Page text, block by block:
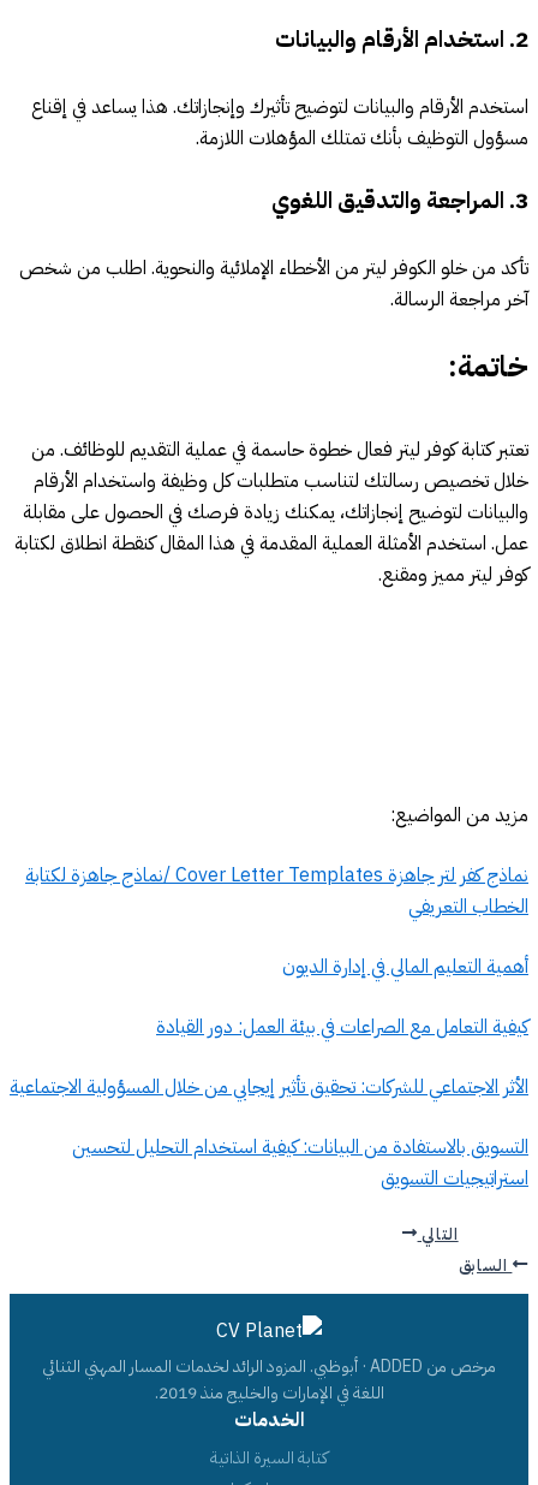
2. استخدام الأرقام والبيانات
استخدم الأرقام والبيانات لتوضيح تأثيرك وإنجازاتك. هذا يساعد في إقناع
مسؤول التوظيف بأنك تمتلك المؤهلات اللازمة.
3. المراجعة والتدقيق اللغوي
تأكد من خلو الكوفر ليتر من الأخطاء الإملائية والنحوية. اطلب من شخص
آخر مراجعة الرسالة.
خاتمة:
تعتبر كتابة كوفر ليتر فعال خطوة حاسمة في عملية التقديم للوظائف. من
خلال تخصيص رسالتك لتناسب متطلبات كل وظيفة واستخدام الأرقام
والبيانات لتوضيح إنجازاتك، يمكنك زيادة فرصك في الحصول على مقابلة
عمل. استخدم الأمثلة العملية المقدمة في هذا المقال كنقطة انطلاق لكتابة
كوفر ليتر مميز ومقنع.
مزيد من المواضيع:
نماذج كفر لتر جاهزة Cover Letter Templates /نماذج جاهزة لكتابة
الخطاب التعريفي
أهمية التعليم المالي في إدارة الديون
كيفية التعامل مع الصراعات في بيئة العمل: دور القيادة
الأثر الاجتماعي للشركات: تحقيق تأثير إيجابي من خلال المسؤولية الاجتماعية
التسويق بالاستفادة من البيانات: كيفية استخدام التحليل لتحسين
استراتيجيات التسويق
السابق
التالي
مرخص من ADDED · أبوظبي. المزود الرائد لخدمات المسار المهني الثنائي
اللغة في الإمارات والخليج منذ 2019.
الخدمات
كتابة السيرة الذاتية